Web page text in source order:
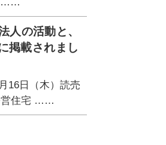
人の活動と、
掲載されまし
16日（木）読売
営住宅 ……